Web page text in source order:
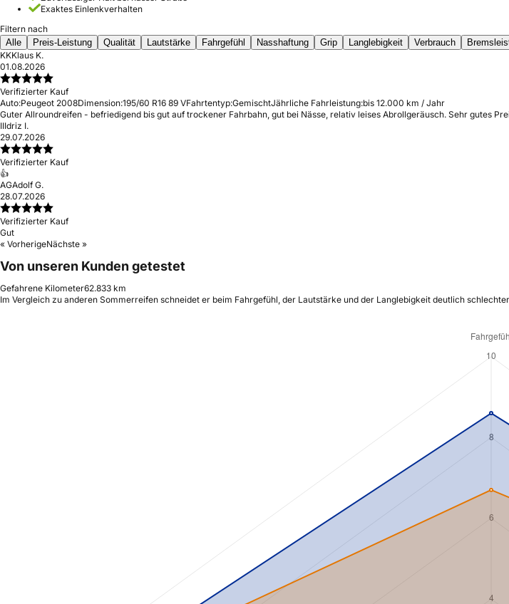
Exaktes Einlenkverhalten
Filtern nach
Alle
Preis-Leistung Qualität Lautstärke Fahrgefühl Nasshaftung Grip Langlebigkeit Verbrauch
KKKlaus K.
01.08.2026
Verifizierter Kauf
Auto:Peugeot 2008Dimension:195/60 R16 89 VFahrtentyp:GemischtJährliche Fahrleistung:bis 12.000 km / Jahr
Guter Allroundreifen - befriedigend bis gut auf trockener Fahrbahn, gut bei Nässe, relativ leises Abrollgeräusch. Sehr gutes
IIIdriz I.
29.07.2026
Verifizierter Kauf
👍
AGAdolf G.
28.07.2026
Verifizierter Kauf
Gut
« VorherigeNächste »
Von unseren Kunden getestet
Gefahrene Kilometer62.833 km
Im Vergleich zu anderen Sommerreifen schneidet er beim Fahrgefühl, der Lautstärke und der Langlebigkeit deutlich